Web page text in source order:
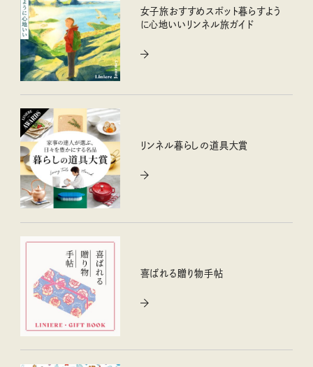
女子旅おすすめスポット暮らすよう
に心地いいリンネル旅ガイド
リンネル暮らしの道具大賞
喜ばれる贈り物手帖